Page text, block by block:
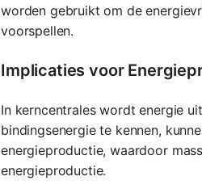
worden gebruikt om de
voorspellen.
Implicaties voor
In kerncentrales wordt energie
bindingsenergie te kennen,
energieproductie, waardoor
energieproductie.